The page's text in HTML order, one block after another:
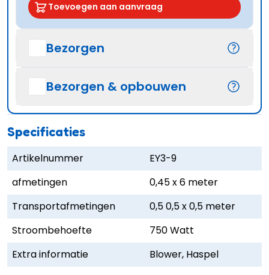
Toevoegen aan aanvraag
Bezorgen
Bezorgen & opbouwen
Specificaties
Artikelnummer
EY3-9
afmetingen
0,45 x 6 meter
Transportafmetingen
0,5 0,5 x 0,5 meter
Stroombehoefte
750 Watt
Extra informatie
Blower, Haspel